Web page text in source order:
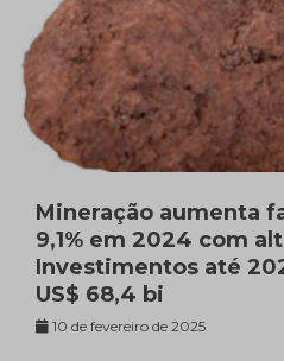
Mineração aumenta
9,1% em 2024 com
Investimentos até
US$ 68,4 bi
10 de fevereiro de 2025